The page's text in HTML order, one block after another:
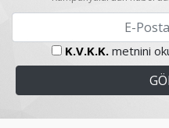
K.V.K.K.metnini